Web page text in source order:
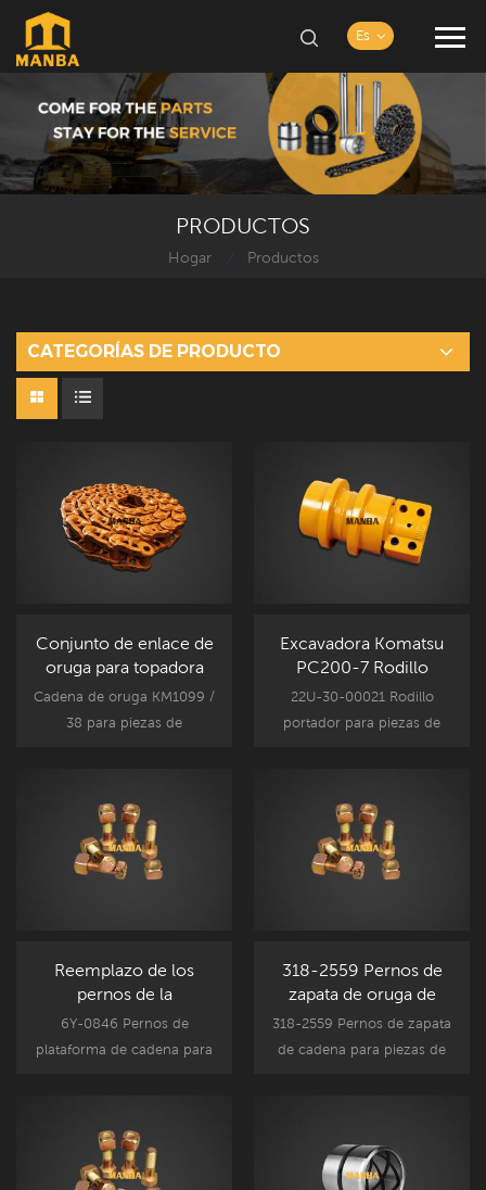
Es
PRODUCTOS
Hogar / Productos
CATEGORÍAS DE PRODUCTO
Conjunto de enlace de
oruga para topadora
Komatsu D80F-18 -
KM1099 / 38
Cadena de oruga KM1099 /
38 para piezas de
Komatsu, reemplazo de la
pieza de repuesto D80.
Excavadora Komatsu
PC200-7 Rodillo
portador 22U-30-
22U-30-00021 Rodillo
portador para piezas de
Komatsu, reemplazo de
piezas de repuesto
Komatsu PC200-7.
Reemplazo de los
pernos de la
almohadilla de la pista
del excavador de 6Y-
6Y-0846 Pernos de
plataforma de cadena para
excavadora Caterpillar, se
adapta al modelo CAT325D
de excavadora.
318-2559 Pernos de
zapata de oruga de
excavadora Caterpillar
318-2559 Pernos de zapata
de cadena para piezas de
mercado de accesorios
pieza de recambio .